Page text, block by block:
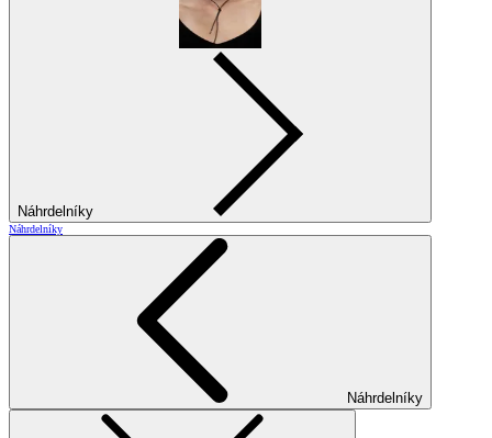
Náhrdelníky
Náhrdelníky
Náhrdelníky